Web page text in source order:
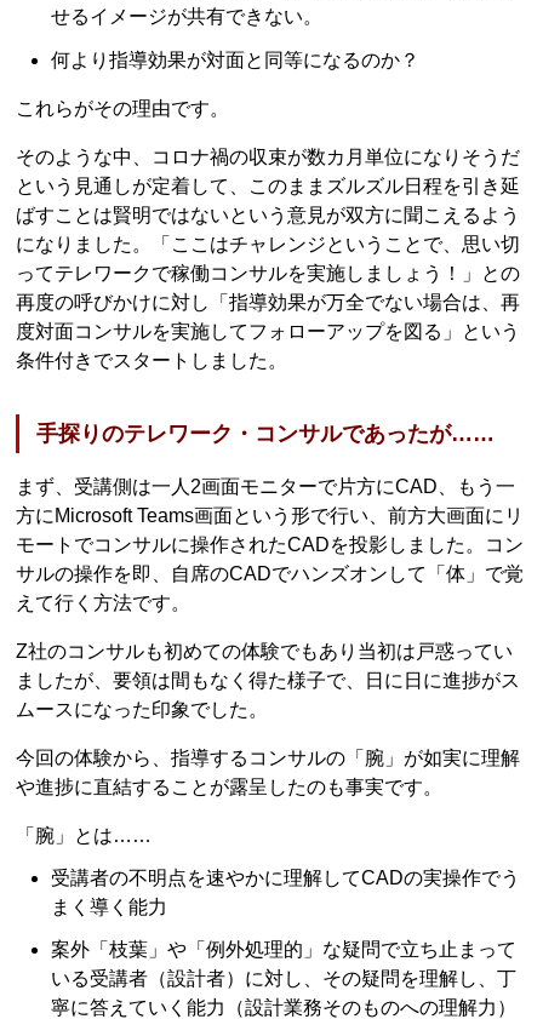
せるイメージが共有できない。
何より指導効果が対面と同等になるのか？
これらがその理由です。
そのような中、コロナ禍の収束が数カ月単位になりそうだ
という見通しが定着して、このままズルズル日程を引き延
ばすことは賢明ではないという意見が双方に聞こえるよう
になりました。「ここはチャレンジということで、思い切
ってテレワークで稼働コンサルを実施しましょう！」との
再度の呼びかけに対し「指導効果が万全でない場合は、再
度対面コンサルを実施してフォローアップを図る」という
条件付きでスタートしました。
手探りのテレワーク・コンサルであったが……
まず、受講側は一人2画面モニターで片方にCAD、もう一
方にMicrosoft Teams画面という形で行い、前方大画面にリ
モートでコンサルに操作されたCADを投影しました。コン
サルの操作を即、自席のCADでハンズオンして「体」で覚
えて行く方法です。
Z社のコンサルも初めての体験でもあり当初は戸惑ってい
ましたが、要領は間もなく得た様子で、日に日に進捗がス
ムースになった印象でした。
今回の体験から、指導するコンサルの「腕」が如実に理解
や進捗に直結することが露呈したのも事実です。
「腕」とは……
受講者の不明点を速やかに理解してCADの実操作でう
まく導く能力
案外「枝葉」や「例外処理的」な疑問で立ち止まって
いる受講者（設計者）に対し、その疑問を理解し、丁
寧に答えていく能力（設計業務そのものへの理解力）